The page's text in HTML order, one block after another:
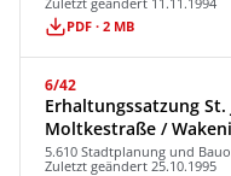
Zuletzt geändert 11.11.1994
PDF · 2 MB
6/42
Erhaltungssatzung
Moltkestraße /
5.610 Stadtplanung und
Zuletzt geändert 25.10.1995